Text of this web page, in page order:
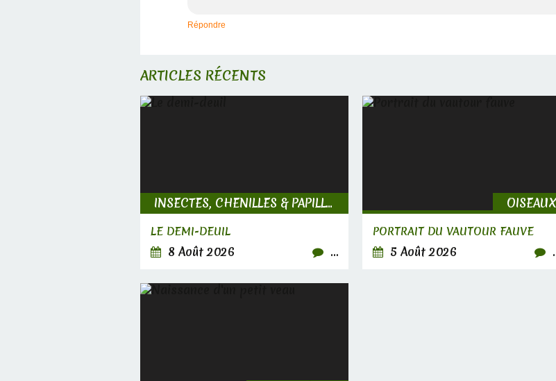
Répondre
ARTICLES RÉCENTS
INSECTES, CHENILLES & PAPILLONS
LE DEMI-DEUIL
8 Août 2026 …
OISEAUX
PORTRAIT DU VAUTOUR FAUVE
5 Août 2026